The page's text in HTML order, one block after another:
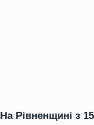
На Рівненщині з